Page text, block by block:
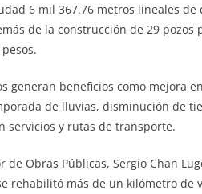
6 mil 367.76 metros lineales
de la construcción de 29
generan beneficios como mejora
de lluvias, disminución de
servicios y rutas de transporte.
de Obras Públicas, Sergio Chan
rehabilitó más de un kilómetro de